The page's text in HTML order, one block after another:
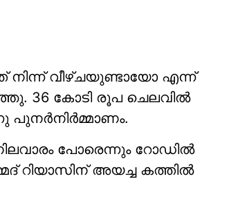
നിന്ന് വീഴ്ചയുണ്ടായോ എന്ന്
36 കോടി രൂപ ചെലവില്‍
പുനര്‍നിര്‍മ്മാണം.
പോരെന്നും റോഡില്‍
റിയാസിന് അയച്ച കത്തില്‍